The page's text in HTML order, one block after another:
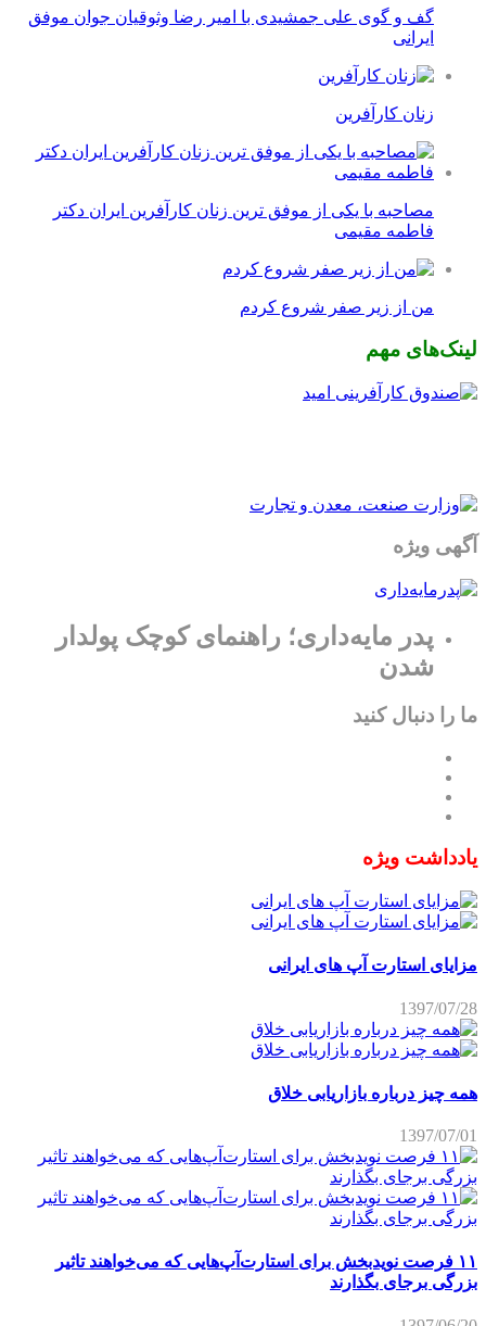
گف و گوی علی جمشیدی با امیر رضا وثوقیان جوان موفق
ایرانی
زنان کارآفرین
مصاحبه با یکی از موفق ترین زنان کارآفرین ایران دکتر
فاطمه مقیمی
من از زیر صفر شروع کردم
لینک‌های مهم
آگهی ویژه
پدر مایه‌داری؛ راهنمای کوچک پولدار
شدن
ما را دنبال کنید
یادداشت ویژه
مزایای استارت آپ های ایرانی
1397/07/28
همه چیز درباره بازاریابی خلاق
1397/07/01
۱۱ فرصت نویدبخش برای استارت‌آپ‌هایی که می‌خواهند تاثیر
بزرگی برجای بگذارند